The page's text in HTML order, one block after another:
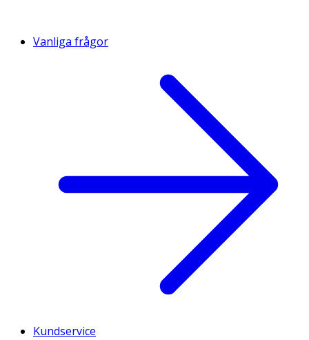
Vanliga frågor
Kundservice